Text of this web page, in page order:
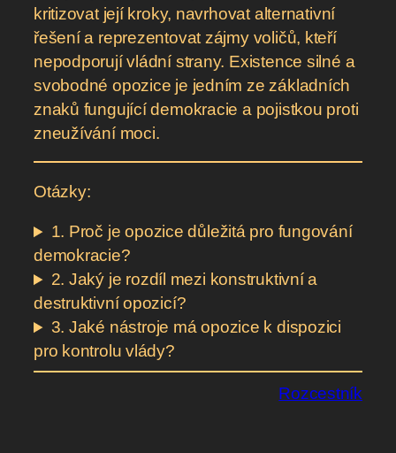
kritizovat její kroky, navrhovat alternativní
řešení a reprezentovat zájmy voličů, kteří
nepodporují vládní strany. Existence silné a
svobodné opozice je jedním ze základních
znaků fungující demokracie a pojistkou proti
zneužívání moci.
Otázky:
1. Proč je opozice důležitá pro fungování
demokracie?
2. Jaký je rozdíl mezi konstruktivní a
destruktivní opozicí?
3. Jaké nástroje má opozice k dispozici
pro kontrolu vlády?
Rozcestník